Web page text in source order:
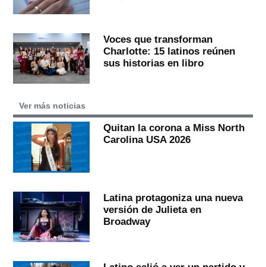
Voces que transforman
Charlotte: 15 latinos reúnen
sus historias en libro
Ver más noticias
Quitan la corona a Miss North
Carolina USA 2026
Latina protagoniza una nueva
versión de Julieta en
Broadway